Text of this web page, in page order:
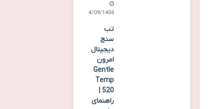
14/09/1404
تب
سنج
دیجیتال
امرون
Gentle
Temp
520 |
راهنمای